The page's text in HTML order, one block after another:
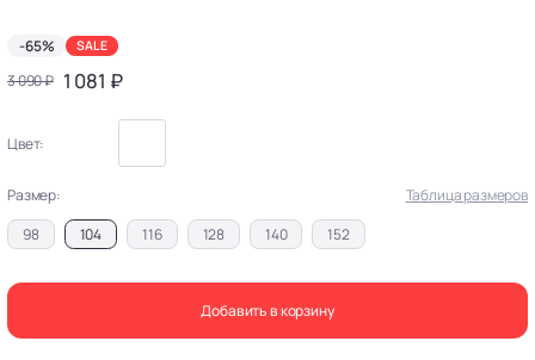
-65% SALE
3 090 ₽ 1 081 ₽
Цвет:
Размер:
Таблица размеров
98
104 116 128 140 152
Добавить в корзину